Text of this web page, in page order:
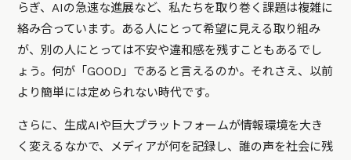
らぎ、AIの急速な進展など、私たちを取り巻く課題は複雑に
絡み合っています。ある人にとって希望に見える取り組み
が、別の人にとっては不安や違和感を残すこともあるでし
ょう。何が「GOOD」であると言えるのか。それさえ、以前
より簡単には定められない時代です。
さらに、生成AIや巨大プラットフォームが情報環境を大き
く変えるなかで、メディアが何を記録し、誰の声を社会に残